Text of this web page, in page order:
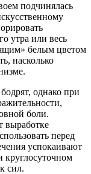
подчинялась
утра или весь
белым цветом
насколько
однако при
боли.
выработке
перед
успокаивают
круглосуточном
сил.